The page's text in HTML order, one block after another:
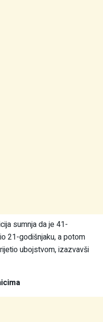
sumnja da je 41-
21-godišnjaku, a potom
ubojstvom, izazvavši